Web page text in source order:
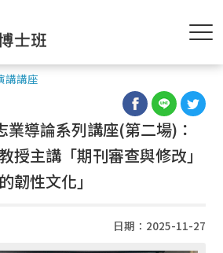
講講座
業導論系列講座(第二場)：
授主講「期刊審查與修改」
韌性文化」
日期：2025-11-27